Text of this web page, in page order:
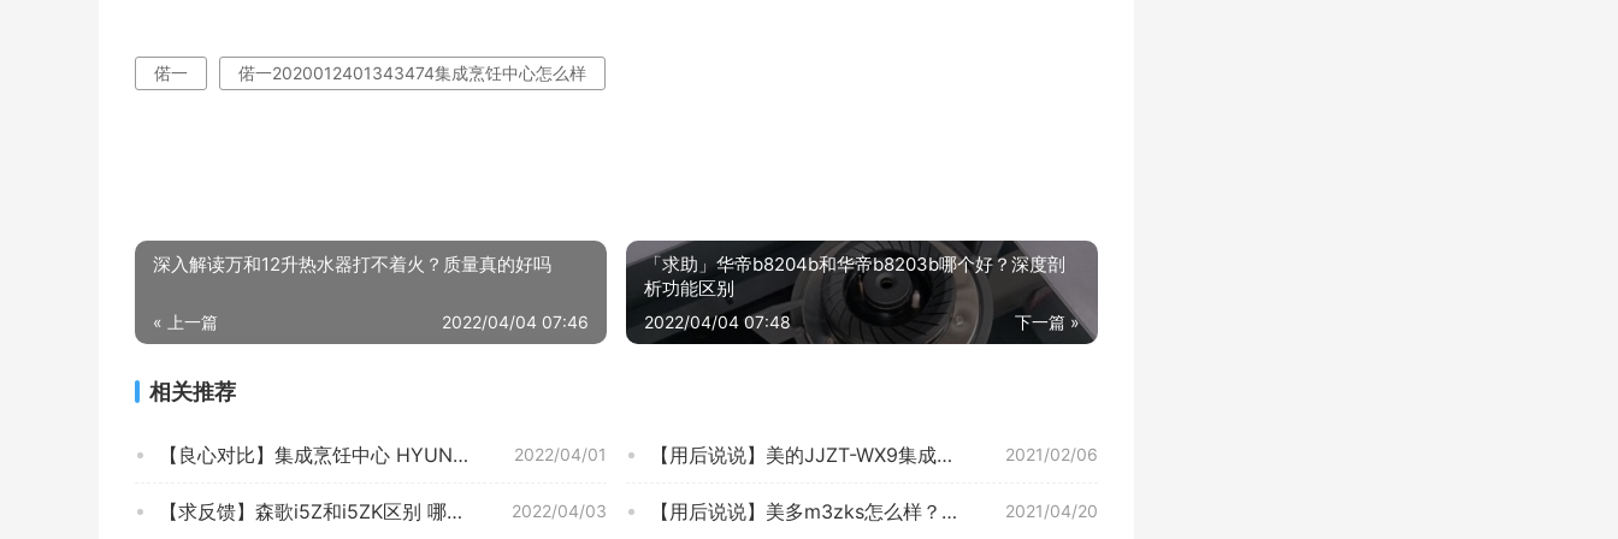
偌一 偌一2020012401343474集成烹饪中心怎么样
深入解读万和12升热水器打不着火？质量真的好吗
« 上一篇 2022/04/04 07:46
「求助」华帝b8204b和华帝b8203b哪个好？深度剖
析功能区别
下一篇 »
2022/04/04 07:48
相关推荐
2022/04/01
【良心对比】集成烹饪中心 HYUNDAIXD-J01 实际效果怎么样？深度剖析测评质量好不好！ 2021/02/06
【用后说说】美的JJZT-WX9集成烹饪中心功能评测结果，看看买家怎么样评价的
2022/04/03
【求反馈】森歌i5Z和i5ZK区别 哪个更好用？评测结果不看后悔 2021/04/20
【用后说说】美多m3zks怎么样？评测值得买吗